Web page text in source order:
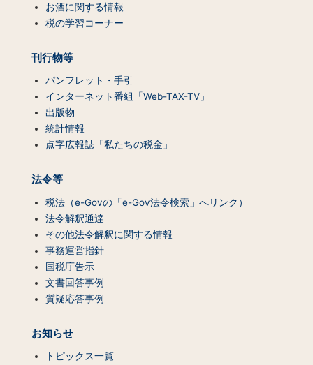
お酒に関する情報
税の学習コーナー
刊行物等
パンフレット・手引
インターネット番組「Web-TAX-TV」
出版物
統計情報
点字広報誌「私たちの税金」
法令等
税法（e-Govの「e-Gov法令検索」へリンク）
法令解釈通達
その他法令解釈に関する情報
事務運営指針
国税庁告示
文書回答事例
質疑応答事例
お知らせ
トピックス一覧